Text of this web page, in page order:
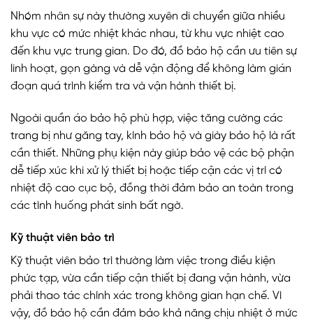
Nhóm nhân sự này thường xuyên di chuyển giữa nhiều
khu vực có mức nhiệt khác nhau, từ khu vực nhiệt cao
đến khu vực trung gian. Do đó, đồ bảo hộ cần ưu tiên sự
linh hoạt, gọn gàng và dễ vận động để không làm gián
đoạn quá trình kiểm tra và vận hành thiết bị.
Ngoài quần áo bảo hộ phù hợp, việc tăng cường các
trang bị như găng tay, kính bảo hộ và giày bảo hộ là rất
cần thiết. Những phụ kiện này giúp bảo vệ các bộ phận
dễ tiếp xúc khi xử lý thiết bị hoặc tiếp cận các vị trí có
nhiệt độ cao cục bộ, đồng thời đảm bảo an toàn trong
các tình huống phát sinh bất ngờ.
Kỹ thuật viên bảo trì
Kỹ thuật viên bảo trì thường làm việc trong điều kiện
phức tạp, vừa cần tiếp cận thiết bị đang vận hành, vừa
phải thao tác chính xác trong không gian hạn chế. Vì
vậy, đồ bảo hộ cần đảm bảo khả năng chịu nhiệt ở mức